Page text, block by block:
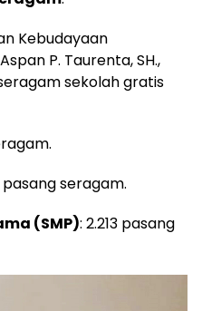
Kebudayaan
P. Taurenta, SH.,
sekolah gratis
pasang seragam.
(SMP): 2.213 pasang